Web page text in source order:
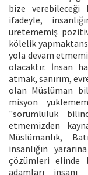
bize verebileceği
ifadeyle,
üretememiş
kölelik
yola devam
olacaktır. İnsan
atmak, sanırım,
olan Müslüman
misyon
"sorumluluk
etmemizden
Müslümanlık,
insanlığın
çözümleri elinde
adamları